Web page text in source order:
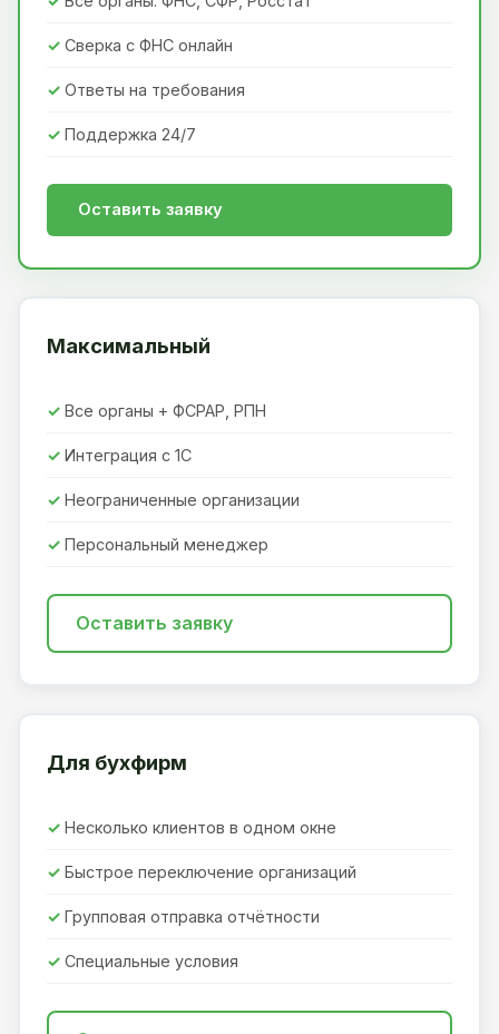
Сверка с ФНС онлайн
Ответы на требования
Поддержка 24/7
Оставить заявку
Максимальный
Все органы + ФСРАР, РПН
Интеграция с 1С
Неограниченные организации
Персональный менеджер
Оставить заявку
Для бухфирм
Несколько клиентов в одном окне
Быстрое переключение организаций
Групповая отправка отчётности
Специальные условия